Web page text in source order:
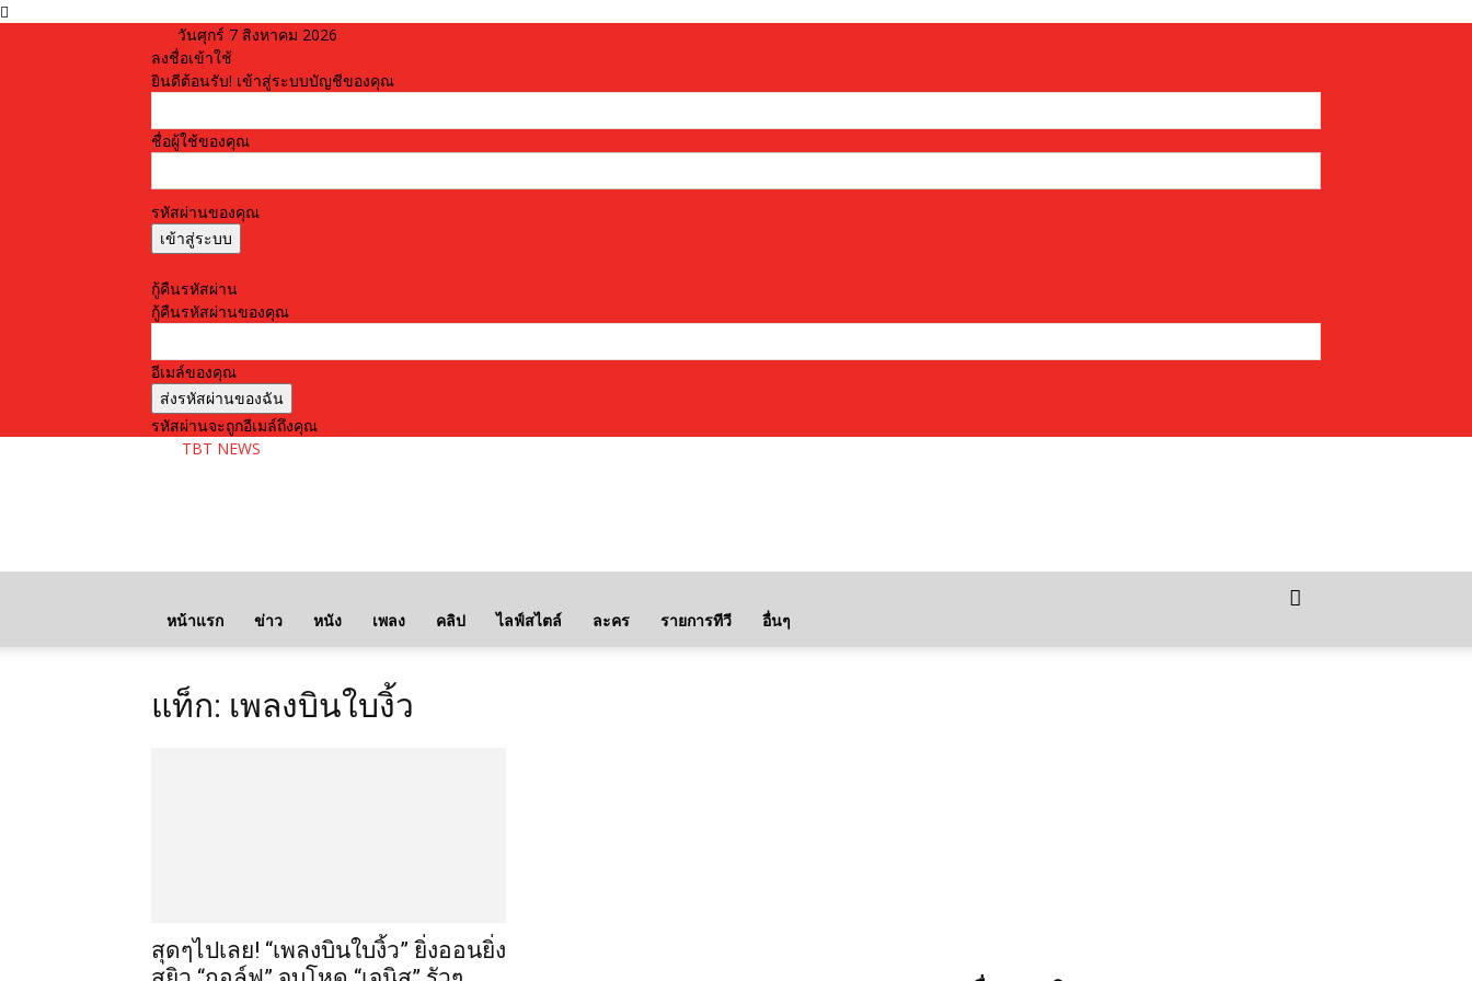
วันศุกร์ 7 สิงหาคม 2026
ลงชื่อเข้าใช้
ยินดีต้อนรับ! เข้าสู่ระบบบัญชีของคุณ
ชื่อผู้ใช้ของคุณ
รหัสผ่านของคุณ
กู้คืนรหัสผ่าน
กู้คืนรหัสผ่านของคุณ
อีเมล์ของคุณ
รหัสผ่านจะถูกอีเมล์ถึงคุณ
TBT NEWS
หน้าแรก ข่าว หนัง เพลง คลิป ไลฟ์สไตล์ ละคร รายการทีวี อื่นๆ
แท็ก: เพลงบินใบงิ้ว
สุดๆไปเลย! “เพลงบินใบงิ้ว” ยิ่งออนยิ่ง